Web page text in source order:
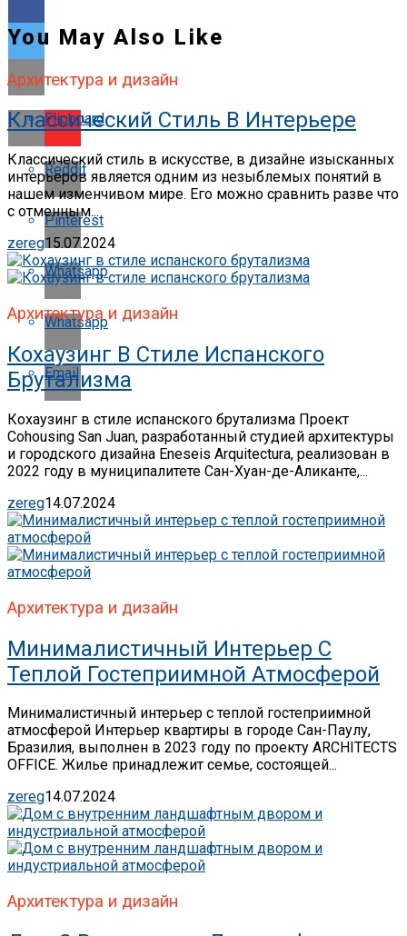
Flipboard
Reddit
Pinterest
Whatsapp
Whatsapp
Email
You May Also Like
Архитектура и дизайн
Классический Стиль В Интерьере
Классический стиль в искусстве, в дизайне изысканных
интерьеров является одним из незыблемых понятий в
нашем изменчивом мире. Его можно сравнить разве что
с отменным...
zereg15.07.2024
Архитектура и дизайн
Кохаузинг В Стиле Испанского
Брутализма
Кохаузинг в стиле испанского брутализма Проект
Cohousing San Juan, разработанный студией архитектуры
и городского дизайна Eneseis Arquitectura, реализован в
2022 году в муниципалитете Сан-Хуан-де-Аликанте,...
zereg14.07.2024
Архитектура и дизайн
Минималистичный Интерьер С
Теплой Гостеприимной Атмосферой
Минималистичный интерьер с теплой гостеприимной
атмосферой Интерьер квартиры в городе Сан-Паулу,
Бразилия, выполнен в 2023 году по проекту ARCHITECTS
OFFICE. Жилье принадлежит семье, состоящей...
zereg14.07.2024
Архитектура и дизайн